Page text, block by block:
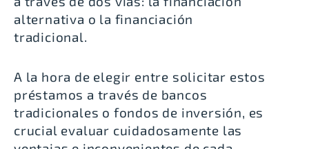
alternativa o la financiación
tradicional.
A la hora de elegir entre solicitar estos
préstamos a través de bancos
tradicionales o fondos de inversión, es
crucial evaluar cuidadosamente las